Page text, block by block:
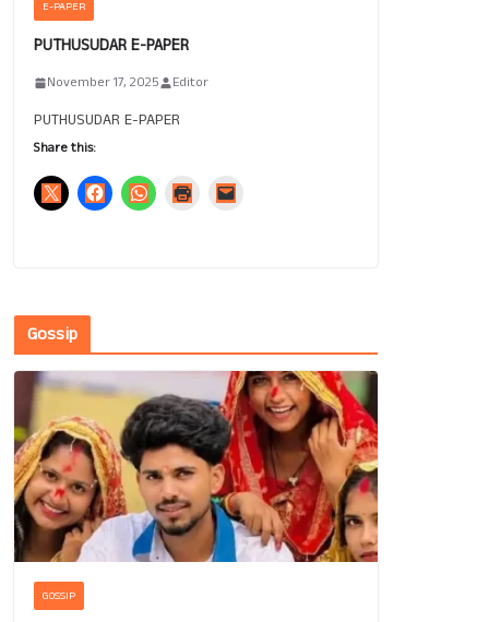
E-PAPER
PUTHUSUDAR E-PAPER
November 17, 2025 Editor
PUTHUSUDAR E-PAPER
Share this:
Gossip
GOSSIP